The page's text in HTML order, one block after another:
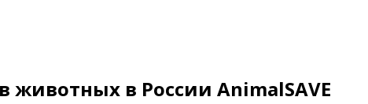
животных в России AnimalSAVE